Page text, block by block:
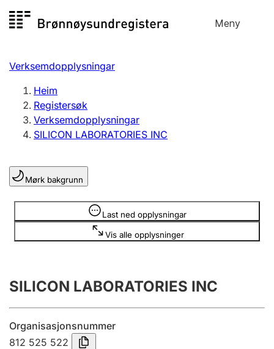
til
Meny
Registersøk
Aksjeselskap
Enkeltpersonføretak
Registrere, endre, slette
Lag og foreining
Registrere, endre, slette
Årsrekneskap
Innsending og forseinkingsgebyr
Verksemdopplysningar
Heim
Registersøk
Verksemdopplysningar
SILICON LABORATORIES INC
Mørk bakgrunn
Last ned opplysningar
Vis alle opplysninger
Opplysninger er skjult
SILICON LABORATORIES INC
Organisasjonsnummer
812 525 522